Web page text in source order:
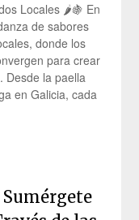
Locales 🌶️🍇 En
de sabores
donde los
para crear
Desde la paella
en Galicia, cada